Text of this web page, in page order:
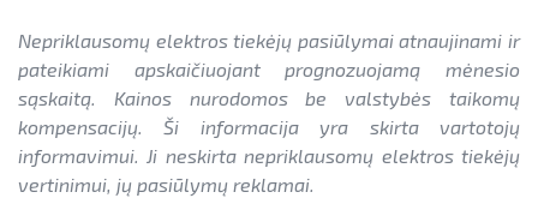
Nepriklausomų elektros tiekėjų pasiūlymai atnaujinami ir
pateikiami apskaičiuojant prognozuojamą mėnesio
sąskaitą. Kainos nurodomos be valstybės taikomų
kompensacijų. Ši informacija yra skirta vartotojų
informavimui. Ji neskirta nepriklausomų elektros tiekėjų
vertinimui, jų pasiūlymų reklamai.